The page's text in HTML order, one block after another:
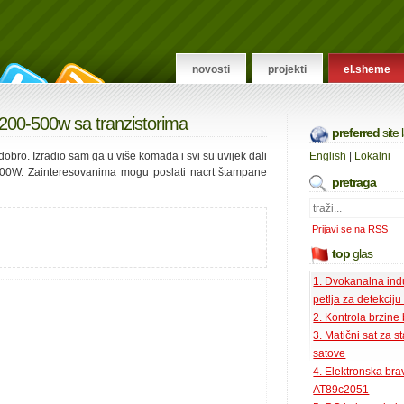
novosti projekti el.sheme
500w sa tranzistorima
Izradio sam ga u više komada i svi su uvijek dali
Zainteresovanima mogu poslati nacrt štampane
preferredsite
English Lokalni
pretraga
Prijavi se na RSS
topglas
1. Dvokanalna
petlja za
2. Kontrola brzine
3. Matični sat za
satove
4. Elektronska
AT89c2051